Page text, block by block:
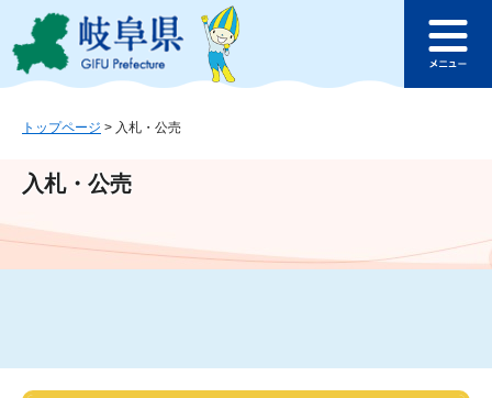
ジ
ュ
文
このページの本文へ
ュ
トップページ > 入札・公売
入札・公売